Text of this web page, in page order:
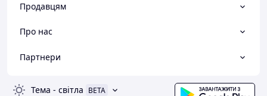
Продавцям
Про нас
Партнери
Тема - світла BETA